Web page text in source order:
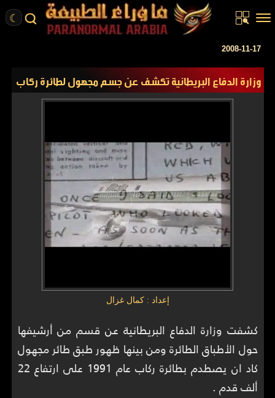
☾
الرئيسية
قصص واقعية
ركن الخيال
عن الموقع
2008-11-17
وزارة الدفاع البريطانية تكشف عن جسم مجهول لطائرة ركاب
إعداد : كمال غزال
كشفت وزارة الدفاع البريطانية عن قسم من أرشيفها
حول الأطباق الطائرة ومن بينها ظهور طبق طائر مجهول
كاد ان يصطدم بطائرة ركاب عام 1991 على ارتفاع 22
ألف قدم .